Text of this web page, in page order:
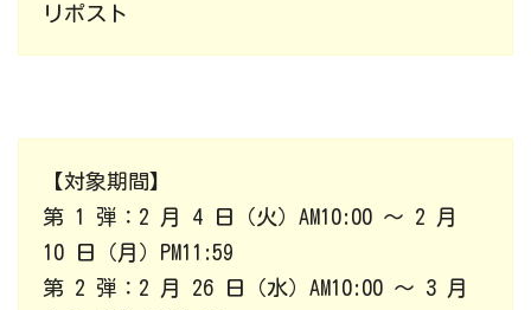
リポスト
【対象期間】
第 1 弾：2 月 4 日（火）AM10:00 ～ 2 月
10 日（月）PM11:59
第 2 弾：2 月 26 日（水）AM10:00 ～ 3 月